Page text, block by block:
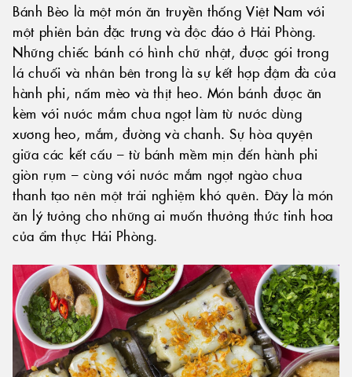
Bánh Bèo là một món ăn truyền thống Việt Nam với
một phiên bản đặc trưng và độc đáo ở Hải Phòng.
Những chiếc bánh có hình chữ nhật, được gói trong
lá chuối và nhân bên trong là sự kết hợp đậm đà của
hành phi, nấm mèo và thịt heo. Món bánh được ăn
kèm với nước mắm chua ngọt làm từ nước dùng
xương heo, mắm, đường và chanh. Sự hòa quyện
giữa các kết cấu – từ bánh mềm mịn đến hành phi
giòn rụm – cùng với nước mắm ngọt ngào chua
thanh tạo nên một trải nghiệm khó quên. Đây là món
ăn lý tưởng cho những ai muốn thưởng thức tinh hoa
của ẩm thực Hải Phòng.